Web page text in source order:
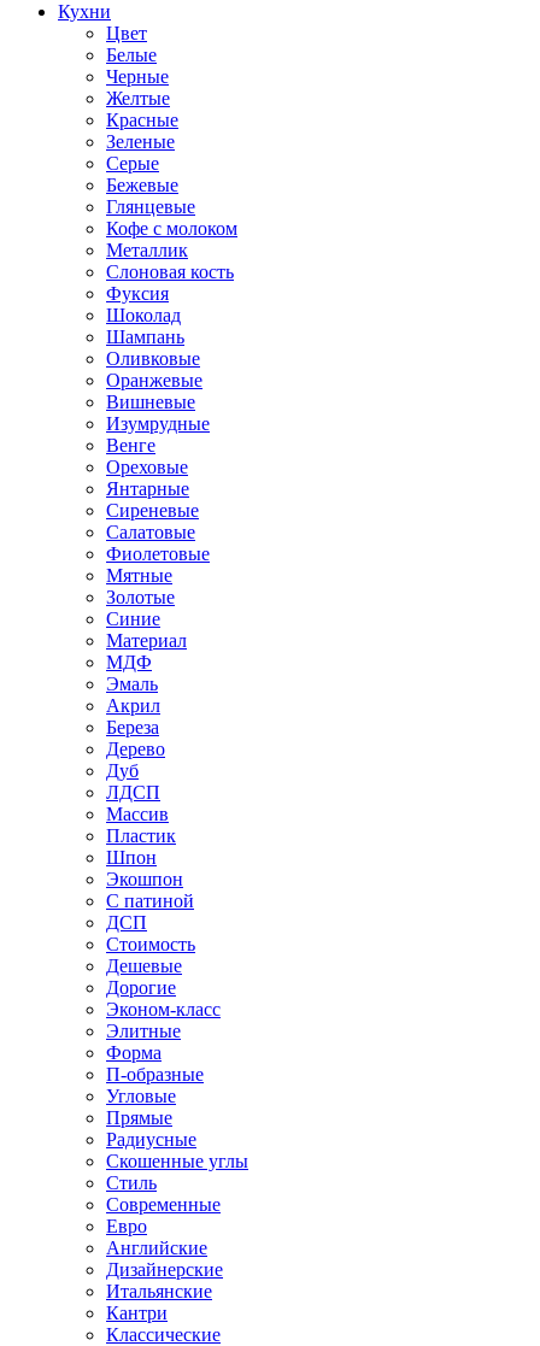
Кухни
Цвет
Белые
Черные
Желтые
Красные
Зеленые
Серые
Бежевые
Глянцевые
Кофе с молоком
Металлик
Слоновая кость
Фуксия
Шоколад
Шампань
Оливковые
Оранжевые
Вишневые
Изумрудные
Венге
Ореховые
Янтарные
Сиреневые
Салатовые
Фиолетовые
Мятные
Золотые
Синие
Материал
МДФ
Эмаль
Акрил
Береза
Дерево
Дуб
ЛДСП
Массив
Пластик
Шпон
Экошпон
С патиной
ДСП
Стоимость
Дешевые
Дорогие
Эконом-класс
Элитные
Форма
П-образные
Угловые
Прямые
Радиусные
Скошенные углы
Стиль
Современные
Евро
Английские
Дизайнерские
Итальянские
Кантри
Классические